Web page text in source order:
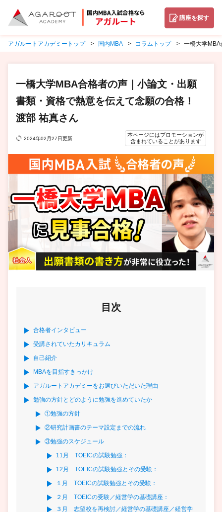
講座を探す
アガルートアカデミートップ 国内MBA コラムトップ 一橋大学
一橋大学MBA合格者の声｜小論文・出願
書類・資格で熱意を伝えて念願の合格！
渡部 祐真さん
2024年02月27日更新
本ページにはプロモーションが
含まれていることがあります
目次
合格者インタビュー
受講されていたカリキュラム
自己紹介
MBAを目指すきっかけ
アガルートアカデミーをお選びいただいた理由
勉強の方針とどのように勉強を進めていたか
①勉強の方針
②研究計画書のテーマ設定までの流れ
③勉強のスケジュール
11月 TOEICの試験勉強：
12月 TOEICの試験勉強とその受験：
１月 TOEICの試験勉強とその受験：
２月 TOEICの受験／経営学の基礎講座：
３月 志望校を再検討／経営学の基礎講座／経営学